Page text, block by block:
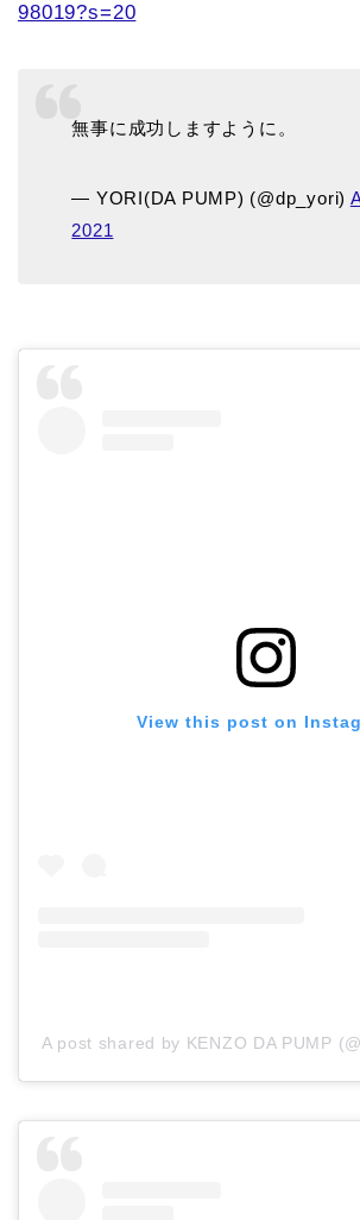
98019?s=20
無事に成功しますように。
— YORI(DA PUMP) (@dp_yori)
2021
View this post on
A post shared by KENZO DA PUMP